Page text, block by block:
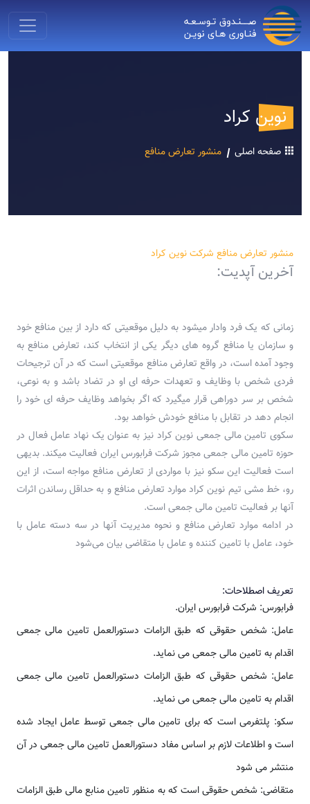
نوین کراد
صفحه اصلی منشور تعارض منافع
منشور تعارض منافع شرکت نوین کراد
آخرین آپدیت:
زمانی که یک فرد وادار میشود به دلیل موقعیتی که دارد از بین منافع خود
و سازمان یا منافع گروه های دیگر یکی از انتخاب کند، تعارض منافع به
وجود آمده است، در واقع تعارض منافع موقعیتی است که در آن ترجیحات
فردی شخص با وظایف و تعهدات حرفه ای او در تضاد باشد و به نوعی،
شخص بر سر دوراهی قرار میگیرد که اگر بخواهد وظایف حرفه ای خود را
انجام دهد در تقابل با منافع خودش خواهد بود.
سکوی تامین مالی جمعی نوین کراد نیز به عنوان یک نهاد عامل فعال در
حوزه تامین مالی جمعی مجوز شرکت فرابورس ایران فعالیت میکند. بدیهی
است فعالیت این سکو نیز با مواردی از تعارض منافع مواجه است، از این
رو، خط مشی تیم نوین کراد موارد تعارض منافع و به حداقل رساندن اثرات
آنها بر فعالیت تامین مالی جمعی است.
در ادامه موارد تعارض منافع و نحوه مدیریت آنها در سه دسته عامل با
خود، عامل با تامین کننده و عامل با متقاضی بیان می‌شود
تعریف اصطلاحات:
فرابورس: شرکت فرابورس ایران.
عامل: شخص حقوقی که طبق الزامات دستورالعمل تامین مالی جمعی
اقدام به تامین مالی جمعی می نماید.
عامل: شخص حقوقی که طبق الزامات دستورالعمل تامین مالی جمعی
اقدام به تامین مالی جمعی می نماید.
سکو: پلتفرمی است که برای تامین مالی جمعی توسط عامل ایجاد شده
است و اطلاعات لازم بر اساس مفاد دستورالعمل تامین مالی جمعی در آن
منتشر می شود
متقاضی: شخص حقوقی است که به منظور تامین منابع مالی طبق الزامات